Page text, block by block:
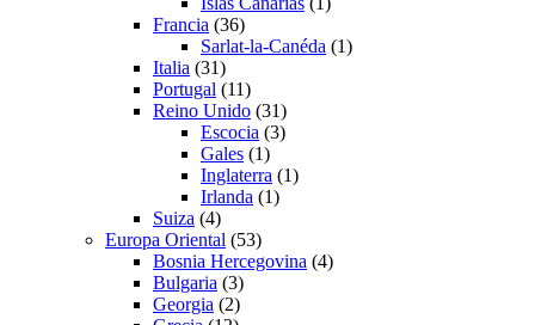
Francia (36)
Sarlat-la-Canéda (1)
Italia (31)
Portugal (11)
Reino Unido (31)
Escocia (3)
Gales (1)
Inglaterra (1)
Irlanda (1)
Suiza (4)
Europa Oriental (53)
Bosnia Hercegovina (4)
Bulgaria (3)
Georgia (2)